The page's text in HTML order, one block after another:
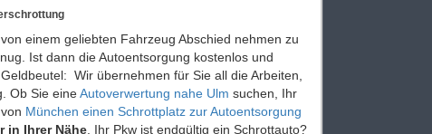
einem geliebten Fahrzeug Abschied nehmen zu
Ist dann die Autoentsorgung kostenlos und
Wir übernehmen für Sie all die Arbeiten,
Ob Sie eineAutoverwertung nahe Ulm suchen, Ihr
München einen Schrottplatz zur Autoentsorgung
in Ihrer Nähe . Ihr Pkw ist endgültig ein Schrottauto?